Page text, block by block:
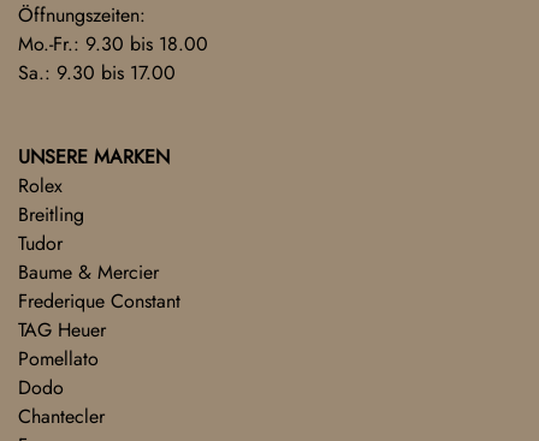
Öffnungszeiten:
Mo.-Fr.: 9.30 bis 18.00
Sa.: 9.30 bis 17.00
UNSERE MARKEN
Rolex
Breitling
Tudor
Baume & Mercier
Frederique Constant
TAG Heuer
Pomellato
Dodo
Chantecler